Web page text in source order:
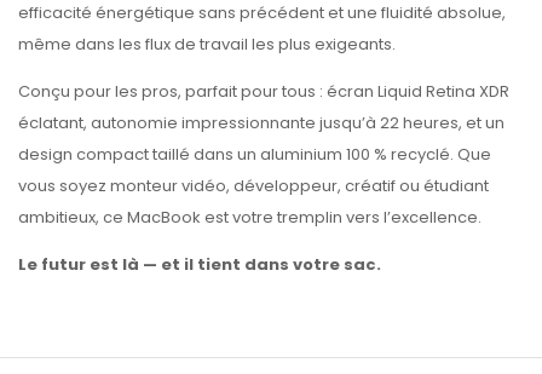
efficacité énergétique sans précédent et une fluidité absolue,
même dans les flux de travail les plus exigeants.
Conçu pour les pros, parfait pour tous : écran Liquid Retina XDR
éclatant, autonomie impressionnante jusqu’à 22 heures, et un
design compact taillé dans un aluminium 100 % recyclé. Que
vous soyez monteur vidéo, développeur, créatif ou étudiant
ambitieux, ce MacBook est votre tremplin vers l’excellence.
Le futur est là — et il tient dans votre sac.